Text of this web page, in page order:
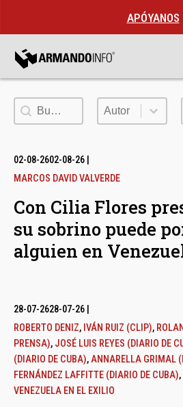
APÓYANOS
Buscar Autor
Autor
02-08-2602-08-26
MARCOS DAVID VALVERDE
Con Cilia Flores
su sobrino puede
alguien en
28-07-2628-07-26
ROBERTO DENIZ, IVÁN RUIZ (CLIP),
PRENSA), JOSÉ LUIS REYES (DIARIO DE
(DIARIO DE CUBA),ANNARELLA GRIMAL
FERNÁNDEZ LAFFITTE (DIARIO DE CUBA),
VENEZUELA EN EL EXILIO